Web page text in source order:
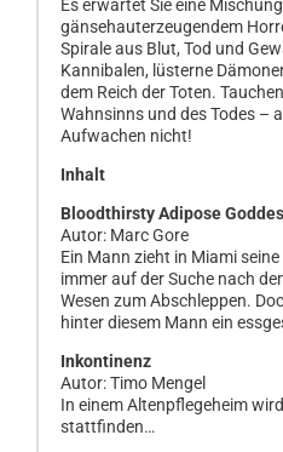
Es erwartet Sie eine
gänsehauterzeugendem
Spirale aus Blut, Tod und
Kannibalen, lüsterne
dem Reich der Toten.
Wahnsinns und des Todes –
Aufwachen nicht!
Inhalt
Bloodthirsty Adipose
Autor: Marc Gore
Ein Mann zieht in Miami
immer auf der Suche nach
Wesen zum Abschleppen.
hinter diesem Mann ein
Inkontinenz
Autor: Timo Mengel
In einem Altenpflegeheim
stattfinden…